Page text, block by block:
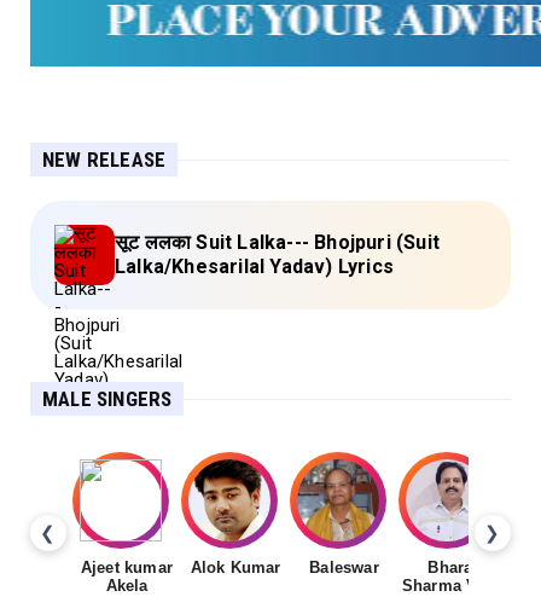
NEW RELEASE
सूट ललका Suit Lalka--- Bhojpuri (Suit
Lalka/Khesarilal Yadav) Lyrics
MALE SINGERS
❮ ❯
Ajeet kumar
Akela
Alok Kumar Baleswar
Bharat
Sharma Vyas